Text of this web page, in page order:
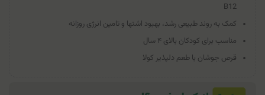
B12
کمک به روند طبیعی رشد، بهبود اشتها و تامین انرژی روزانه
مناسب برای کودکان بالای ۴ سال
قرص جوشان با طعم دلپذیر کولا